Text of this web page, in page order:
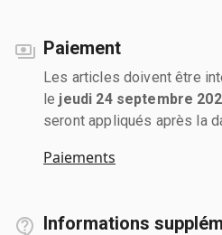
Paiement
Les articles doivent être
le jeudi 24 septembre
seront appliqués après la
Paiements
Informations